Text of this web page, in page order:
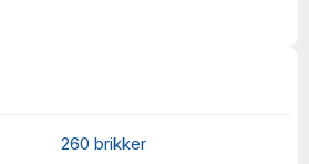
260 brikker